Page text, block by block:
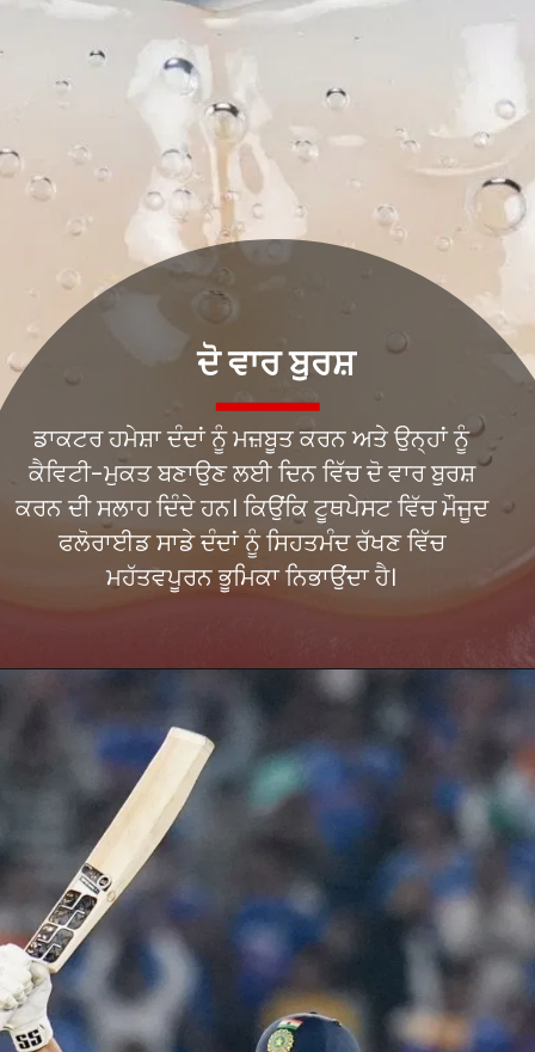
ਡਾਕਟਰ ਹਮੇਸ਼ਾ ਦੰਦਾਂ ਨੂੰ ਮਜ਼ਬੂਤ ਕਰਨ ਅਤੇ ਉਨ੍ਹਾਂ ਨੂੰ
ਕੈਵਿਟੀ-ਮੁਕਤ ਬਣਾਉਣ ਲਈ ਦਿਨ ਵਿੱਚ ਦੋ ਵਾਰ ਬੁਰਸ਼
ਕਰਨ ਦੀ ਸਲਾਹ ਦਿੰਦੇ ਹਨ। ਕਿਉਂਕਿ ਟੂਥਪੇਸਟ ਵਿੱਚ ਮੌਜੂਦ
ਫਲੋਰਾਈਡ ਸਾਡੇ ਦੰਦਾਂ ਨੂੰ ਸਿਹਤਮੰਦ ਰੱਖਣ ਵਿੱਚ
ਦੋ ਵਾਰ ਬੁਰਸ਼